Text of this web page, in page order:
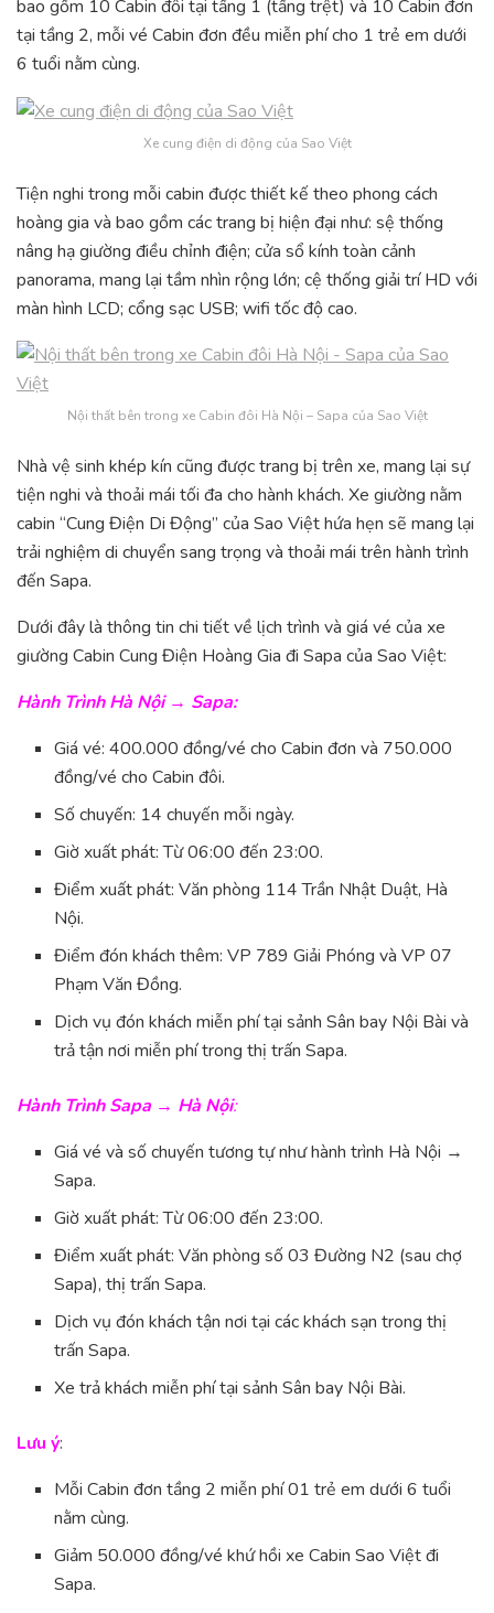
bao gồm 10 Cabin đôi tại tầng 1 (tầng trệt) và 10 Cabin đơn
tại tầng 2, mỗi vé Cabin đơn đều miễn phí cho 1 trẻ em dưới
6 tuổi nằm cùng.
Xe cung điện di động của Sao Việt
Tiện nghi trong mỗi cabin được thiết kế theo phong cách
hoàng gia và bao gồm các trang bị hiện đại như: sệ thống
nâng hạ giường điều chỉnh điện; cửa sổ kính toàn cảnh
panorama, mang lại tầm nhìn rộng lớn; cệ thống giải trí HD với
màn hình LCD; cổng sạc USB; wifi tốc độ cao.
Nội thất bên trong xe Cabin đôi Hà Nội – Sapa của Sao Việt
Nhà vệ sinh khép kín cũng được trang bị trên xe, mang lại sự
tiện nghi và thoải mái tối đa cho hành khách. Xe giường nằm
cabin “Cung Điện Di Động” của Sao Việt hứa hẹn sẽ mang lại
trải nghiệm di chuyển sang trọng và thoải mái trên hành trình
đến Sapa.
Dưới đây là thông tin chi tiết về lịch trình và giá vé của xe
giường Cabin Cung Điện Hoàng Gia đi Sapa của Sao Việt:
Hành Trình Hà Nội → Sapa:
Giá vé: 400.000 đồng/vé cho Cabin đơn và 750.000
đồng/vé cho Cabin đôi.
Số chuyến: 14 chuyến mỗi ngày.
Giờ xuất phát: Từ 06:00 đến 23:00.
Điểm xuất phát: Văn phòng 114 Trần Nhật Duật, Hà
Nội.
Điểm đón khách thêm: VP 789 Giải Phóng và VP 07
Phạm Văn Đồng.
Dịch vụ đón khách miễn phí tại sảnh Sân bay Nội Bài và
trả tận nơi miễn phí trong thị trấn Sapa.
Hành Trình Sapa → Hà Nội:
Giá vé và số chuyến tương tự như hành trình Hà Nội →
Sapa.
Giờ xuất phát: Từ 06:00 đến 23:00.
Điểm xuất phát: Văn phòng số 03 Đường N2 (sau chợ
Sapa), thị trấn Sapa.
Dịch vụ đón khách tận nơi tại các khách sạn trong thị
trấn Sapa.
Xe trả khách miễn phí tại sảnh Sân bay Nội Bài.
Lưu ý:
Mỗi Cabin đơn tầng 2 miễn phí 01 trẻ em dưới 6 tuổi
nằm cùng.
Giảm 50.000 đồng/vé khứ hồi xe Cabin Sao Việt đi
Sapa.